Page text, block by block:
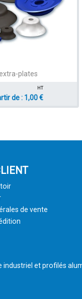
plates
HT
de : 1,00 €
de vente
et profilés